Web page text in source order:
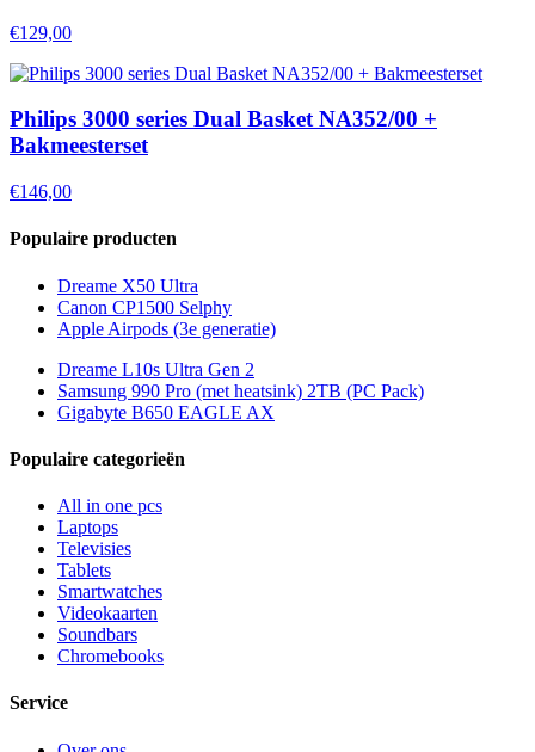
€129,00
Philips 3000 series Dual Basket NA352/00 +
Bakmeesterset
€146,00
Populaire producten
Dreame X50 Ultra
Canon CP1500 Selphy
Apple Airpods (3e generatie)
Dreame L10s Ultra Gen 2
Samsung 990 Pro (met heatsink) 2TB (PC Pack)
Gigabyte B650 EAGLE AX
Populaire categorieën
All in one pcs
Laptops
Televisies
Tablets
Smartwatches
Videokaarten
Soundbars
Chromebooks
Service